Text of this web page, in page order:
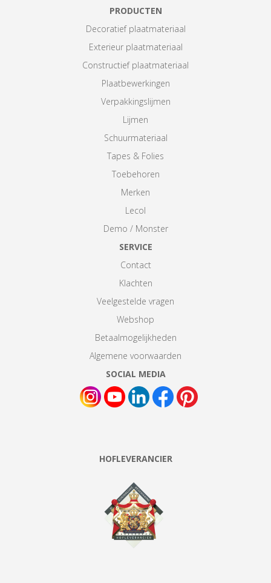
PRODUCTEN
Decoratief plaatmateriaal
Exterieur plaatmateriaal
Constructief plaatmateriaal
Plaatbewerkingen
Verpakkingslijmen
Lijmen
Schuurmateriaal
Tapes & Folies
Toebehoren
Merken
Lecol
Demo / Monster
SERVICE
Contact
Klachten
Veelgestelde vragen
Webshop
Betaalmogelijkheden
Algemene voorwaarden
SOCIAL MEDIA
HOFLEVERANCIER